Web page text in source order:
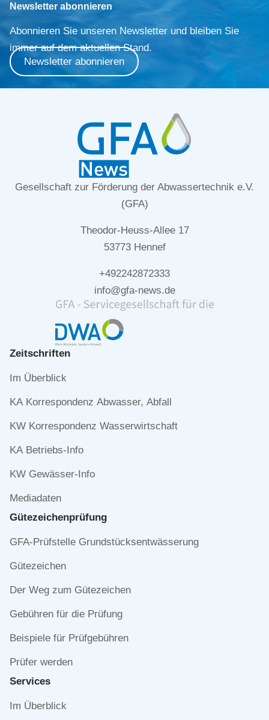
Newsletter abonnieren
Abonnieren Sie unseren Newsletter und bleiben Sie
immer auf dem aktuellen Stand.
Newsletter abonnieren
Gesellschaft zur Förderung der Abwassertechnik e.V.
(GFA)
Theodor-Heuss-Allee 17
53773 Hennef
+492242872333
info@gfa-news.de
Zeitschriften
Navigation
Im Überblick
KA Korrespondenz Abwasser, Abfall
KW Korrespondenz Wasserwirtschaft
KA Betriebs-Info
KW Gewässer-Info
Mediadaten
Gütezeichen­prüfung
Navigation
GFA-Prüfstelle Grundstücksentwässerung
Gütezeichen
Der Weg zum Gütezeichen
Gebühren für die Prüfung
Beispiele für Prüfgebühren
Prüfer werden
Services
Navigation
Im Überblick